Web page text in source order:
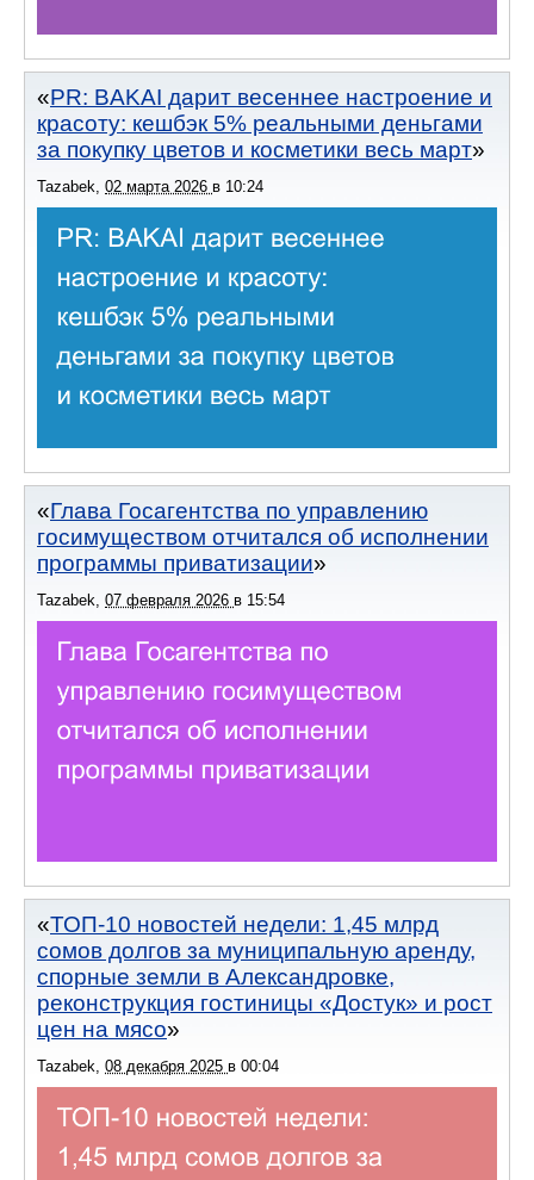
PR: BAKAI дарит весеннее настроение и
красоту: кешбэк 5% реальными деньгами
за покупку цветов и косметики весь март
Tazabek, 02 марта 2026 в 10:24
Глава Госагентства по управлению
госимуществом отчитался об исполнении
программы приватизации
Tazabek 07 февраля 2026 в 15:54
ТОП-10 новостей недели: 1,45 млрд
сомов долгов за муниципальную аренду,
спорные земли в Александровке,
реконструкция гостиницы «Достук» и рост
цен на мясо
Tazabek 08 декабря 2025 в 00:04